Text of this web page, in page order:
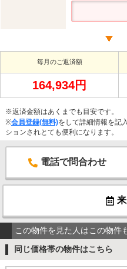
毎月のご返済額
164,934円
※返済金額はあくまでも目安です。
※会員登録(無料)をして詳細情報を記
ションされとても便利になります。
電話で問合わせ
この物件を見た人はこの物件
同じ価格帯の物件はこちら